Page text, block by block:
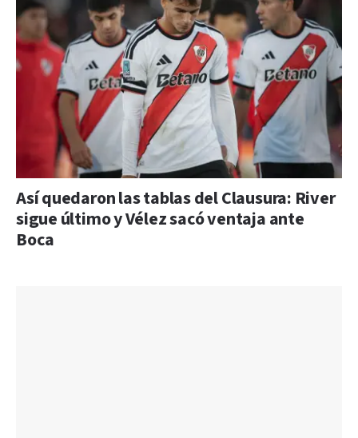
Así quedaron las tablas del Clausura: River
sigue último y Vélez sacó ventaja ante
Boca